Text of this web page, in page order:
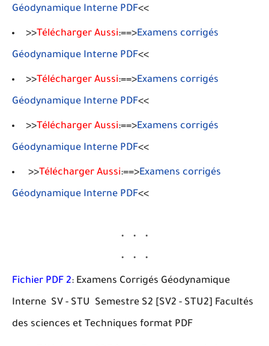
Géodynamique Interne PDF<<
>>Télécharger Aussi:==>Examens corrigés
Géodynamique Interne PDF<<
>>Télécharger Aussi:==>Examens corrigés
Géodynamique Interne PDF<<
>>Télécharger Aussi:==>Examens corrigés
Géodynamique Interne PDF<<
>>Télécharger Aussi:==>Examens corrigés
Géodynamique Interne PDF<<
Fichier PDF 2: Examens Corrigés Géodynamique
Interne SV - STU Semestre S2 [SV2 - STU2] Facultés
des sciences et Techniques format PDF